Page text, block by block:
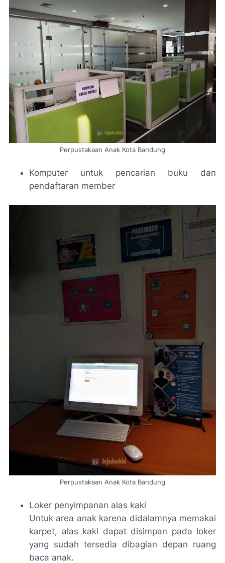
Perpustakaan Anak Kota Bandung
Komputer untuk pencarian buku dan
pendaftaran member
Perpustakaan Anak Kota Bandung
Loker penyimpanan alas kaki
Untuk area anak karena didalamnya memakai
karpet, alas kaki dapat disimpan pada loker
yang sudah tersedia dibagian depan ruang
baca anak.